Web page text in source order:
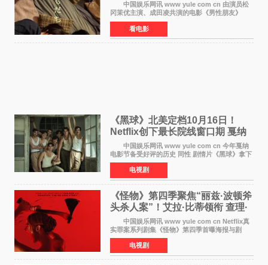
中国娱乐网讯 www yule com cn 由演员松
冈茉优主演、成田凌共演的电影《男性朋友》
（三岛有纪子执导，11月6日上映）于8月5日公开
正式视觉图与正式预告片。同时，三人乐队
chilldspot为该片创
看电影
《黑球》北美定档10月16日！
Netflix创下最长院线窗口期 戛纳
最佳导演加持
中国娱乐网讯 www yule com cn 今年戛纳
电影节备受好评的历史 同性 剧情片《黑球》拿下
Netflix美国发行电影的最长院线放映期——该片
最新定档今年10月16日美国影院上映（此前定档
11月6日，如
电视剧
《怪物》第四季聚焦“丽兹·波顿斧
头杀人案”！艾拉·比蒂领衔 查理·
汉纳姆、莎拉·保
中国娱乐网讯 www yule com cn Netflix真
实罪案系列剧集《怪物》第四季首曝海报与剧
照，聚焦鹅妈妈童谣亦有记载的著名血腥杀人案
——丽兹·波顿砍死生父与继母案。 本季由艾
拉·比蒂饰
电视剧